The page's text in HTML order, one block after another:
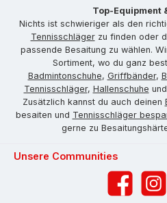
Top-Equipment
Nichts ist schwieriger als den
Tennisschlägerzu finden oder
passende Besaitung zu wählen.
Sortiment, wo du ganz
Badmintonschuhe, Griffbänder,
Tennisschläger, Hallenschuhe und
Zusätzlich kannst du auch deinen
besaiten und Tennisschläger
gerne zu
Unsere Communities
Facebook